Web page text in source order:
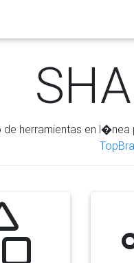
de herramientas en